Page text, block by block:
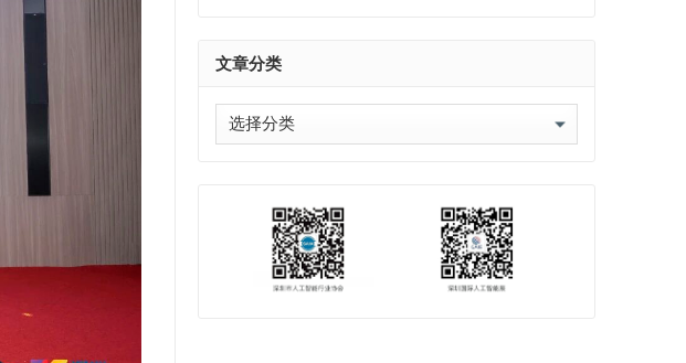
文章分类
文
章